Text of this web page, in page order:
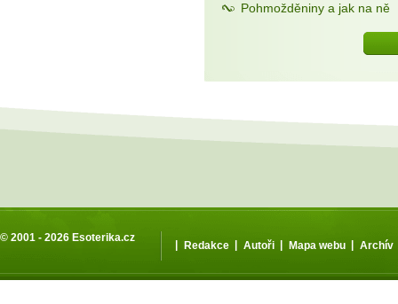
Pohmožděniny a jak na ně
© 2001 - 2026 Esoterika.cz
| Redakce | Autoři | Mapa webu | Archív